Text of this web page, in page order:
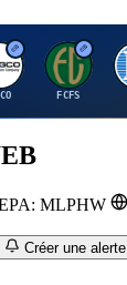
F
FCFS
MLPHW
Créer une alerte